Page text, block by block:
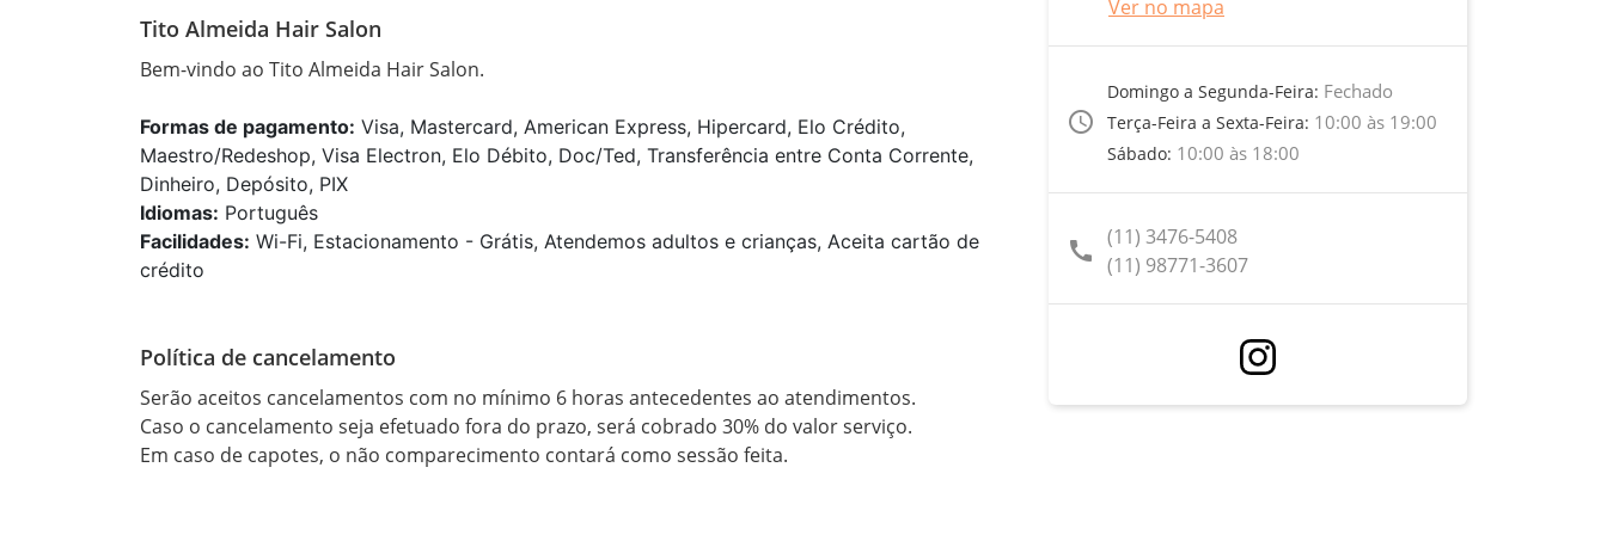
Tito Almeida Hair Salon
Bem-vindo ao Tito Almeida Hair Salon.
Formas de pagamento: Visa, Mastercard, American Express, Hipercard, Elo Crédito,
Maestro/Redeshop, Visa Electron, Elo Débito, Doc/Ted, Transferência entre Conta Corrente,
Dinheiro, Depósito, PIX
Idiomas: Português
Facilidades: Wi-Fi, Estacionamento - Grátis, Atendemos adultos e crianças, Aceita cartão de
crédito
Política de cancelamento
Serão aceitos cancelamentos com no mínimo 6 horas antecedentes ao atendimentos.
Caso o cancelamento seja efetuado fora do prazo, será cobrado 30% do valor serviço.
Em caso de capotes, o não comparecimento contará como sessão feita.
Ver no mapa
access_time
Domingo a Segunda-Feira: Fechado
Terça-Feira a Sexta-Feira: 10:00 às 19:00
Sábado: 10:00 às 18:00
call (11) 3476-5408
(11) 98771-3607